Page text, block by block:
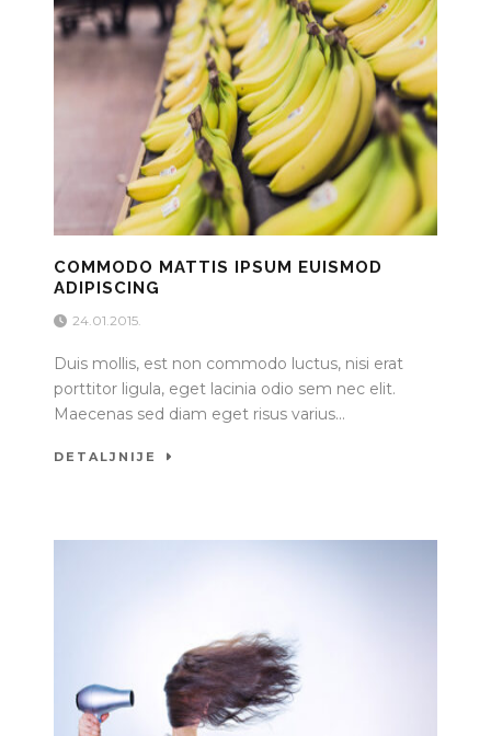
COMMODO MATTIS IPSUM EUISMOD
ADIPISCING
24.01.2015.
Duis mollis, est non commodo luctus, nisi erat
porttitor ligula, eget lacinia odio sem nec elit.
Maecenas sed diam eget risus varius...
DETALJNIJE